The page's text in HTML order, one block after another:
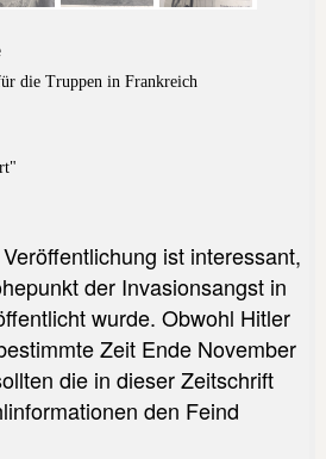
die Truppen in Frankreich
ist interessant,
der Invasionsangst in
wurde. Obwohl Hitler
Zeit Ende November
die in dieser Zeitschrift
den Feind